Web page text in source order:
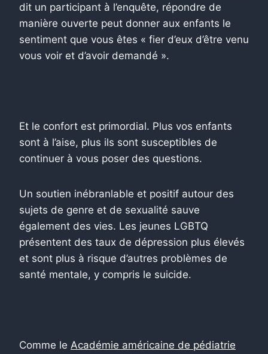
dit un participant à l’enquête, répondre de
manière ouverte peut donner aux enfants le
sentiment que vous êtes « fier d’eux d’être venu
vous voir et d’avoir demandé ».
Et le confort est primordial. Plus vos enfants
sont à l’aise, plus ils sont susceptibles de
continuer à vous poser des questions.
Un soutien inébranlable et positif autour des
sujets de genre et de sexualité sauve
également des vies. Les jeunes LGBTQ
présentent des taux de dépression plus élevés
et sont plus à risque d’autres problèmes de
santé mentale, y compris le suicide.
Comme le Académie américaine de pédiatrie